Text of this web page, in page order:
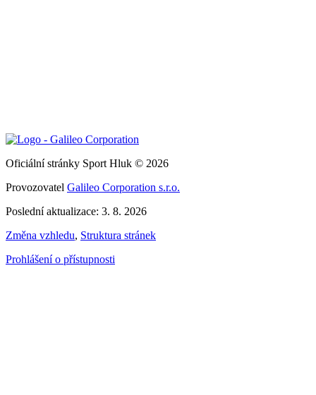
Oficiální stránky Sport Hluk © 2026
Provozovatel Galileo Corporation s.r.o.
Poslední aktualizace: 3. 8. 2026
Změna vzhledu, Struktura stránek
Prohlášení o přístupnosti